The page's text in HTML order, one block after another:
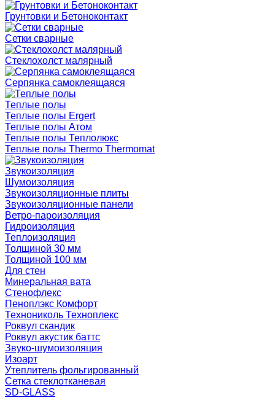
Грунтовки и Бетоноконтакт
Сетки сварные
Cтеклохолст малярный
Серпянка самоклеящаяся
Теплые полы
Теплые полы Ergert
Теплые полы Атом
Теплые полы Теплолюкс
Теплые полы Thermo Thermomat
Звукоизоляция
Шумоизоляция
Звукоизоляционные плиты
Звукоизоляционные панели
Ветро-пароизоляция
Гидроизоляция
Теплоизоляция
Толщиной 30 мм
Толщиной 100 мм
Для стен
Минеральная вата
Стенофлекс
Пеноплэкс Комфорт
Технониколь Техноплекс
Роквул скандик
Роквул акустик баттс
Звуко-шумоизоляция
Изоарт
Утеплитель фольгированный
Сетка стеклотканевая
SD-GLASS